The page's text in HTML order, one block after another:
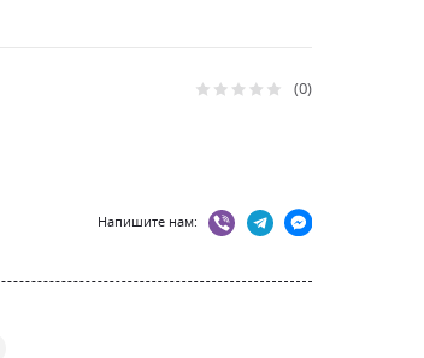
Рейтинг: 0
Напишите нам: